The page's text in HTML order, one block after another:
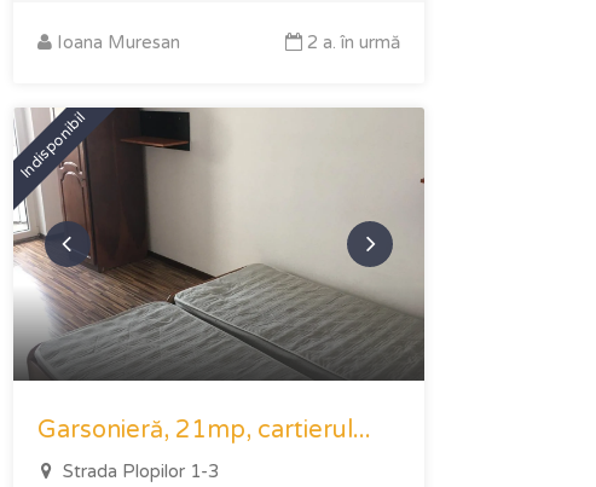
Ioana Muresan 2 a. în urmă
Indisponibil
Garsonieră, 21mp, cartierul...
Strada Plopilor 1-3